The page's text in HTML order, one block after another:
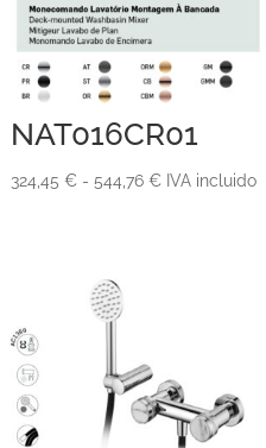
NAT016CR01
324,45 € - 544,76 €Rango
IVA incluido